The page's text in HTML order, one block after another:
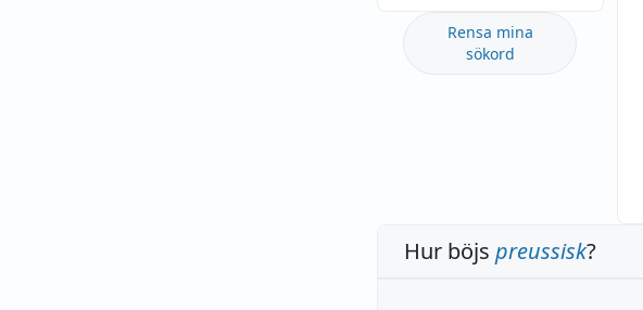
Rensa mina
sökord
Hur böjs preussisk?